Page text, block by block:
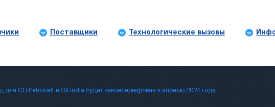
Поставщики Технологические вызовы
для СП Petroneft и Oil India будет законсервирован к апрелю 2024 года